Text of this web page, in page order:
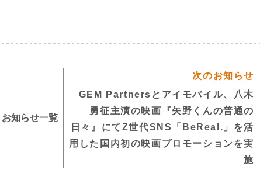
お知らせ一覧
次のお知らせ
GEM Partnersとアイモバイル、八木
勇征主演の映画『矢野くんの普通の
日々』にてZ世代SNS「BeReal.」を活
用した国内初の映画プロモーションを実
施